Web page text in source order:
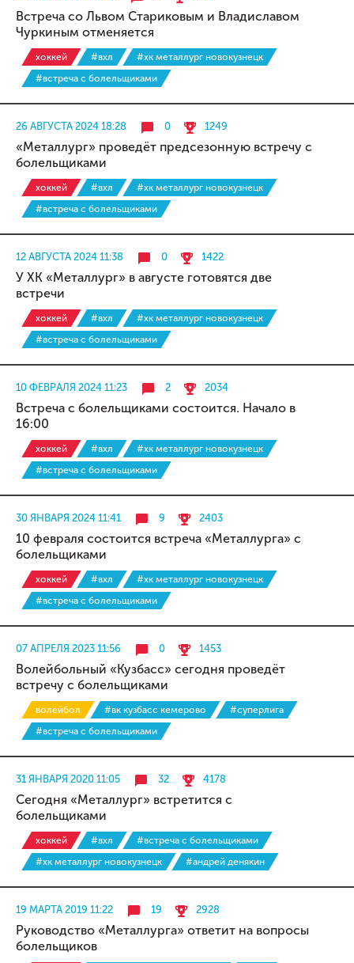
Встреча со Львом Стариковым и Владиславом
Чуркиным отменяется
хоккей #вхл
#хк металлург новокузнецк
#встреча с болельщиками
26 АВГУСТА 2024 18:28 0 1249
«Металлург» проведёт предсезонную встречу с
болельщиками
хоккей #вхл
#хк металлург новокузнецк
#встреча с болельщиками
12 АВГУСТА 2024 11:38 0 1422
У ХК «Металлург» в августе готовятся две
встречи
хоккей #вхл
#хк металлург новокузнецк
#встреча с болельщиками
10 ФЕВРАЛЯ 2024 11:23 2 2034
Встреча с болельщиками состоится. Начало в
16:00
хоккей #вхл
#хк металлург новокузнецк
#встреча с болельщиками
30 ЯНВАРЯ 2024 11:41 9 2403
10 февраля состоится встреча «Металлурга» с
болельщиками
хоккей #вхл
#хк металлург новокузнецк
#встреча с болельщиками
07 АПРЕЛЯ 2023 11:56 0 1453
Волейбольный «Кузбасс» сегодня проведёт
встречу с болельщиками
волейбол #вк кузбасс кемерово
#суперлига
#встреча с болельщиками
31 ЯНВАРЯ 2020 11:05 32 4178
Сегодня «Металлург» встретится с
болельщиками
хоккей #вхл
#встреча с болельщиками
#хк металлург новокузнецк
#андрей денякин
19 МАРТА 2019 11:22 19 2928
Руководство «Металлурга» ответит на вопросы
болельщиков